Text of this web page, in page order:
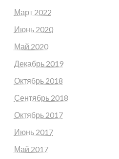
Март 2022
Июнь 2020
Май 2020
Декабрь 2019
Октябрь 2018
Сентябрь 2018
Октябрь 2017
Июнь 2017
Май 2017